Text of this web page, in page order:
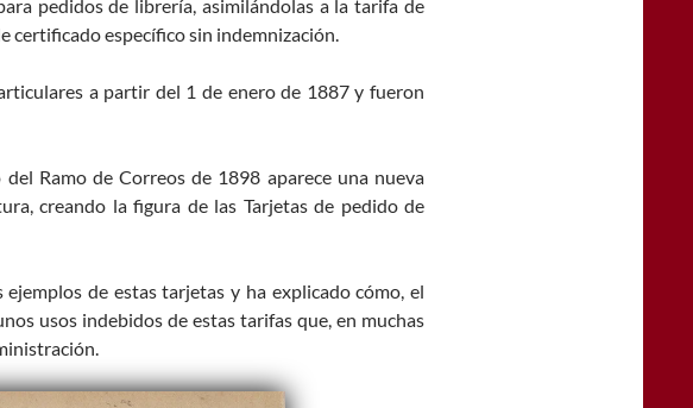
pedidos de librería, asimilándolas a la tarifa de
certificado específico sin indemnización.
a partir del 1 de enero de 1887 y fueron
Ramo de Correos de 1898 aparece una nueva
creando la figura de las Tarjetas de pedido de
de estas tarjetas y ha explicado cómo, el
usos indebidos de estas tarifas que, en muchas